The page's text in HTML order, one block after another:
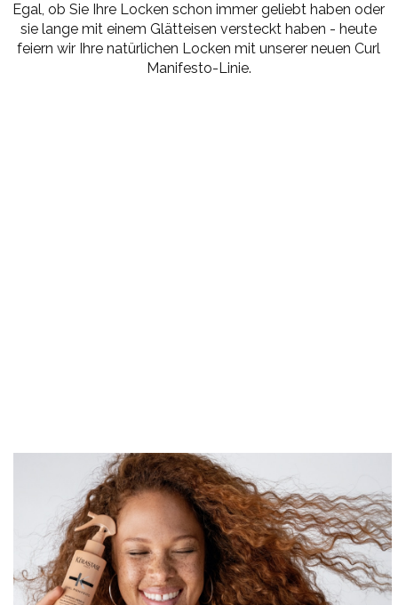
Egal, ob Sie Ihre Locken schon immer geliebt haben oder
sie lange mit einem Glätteisen versteckt haben - heute
feiern wir Ihre natürlichen Locken mit unserer neuen Curl
Manifesto-Linie.